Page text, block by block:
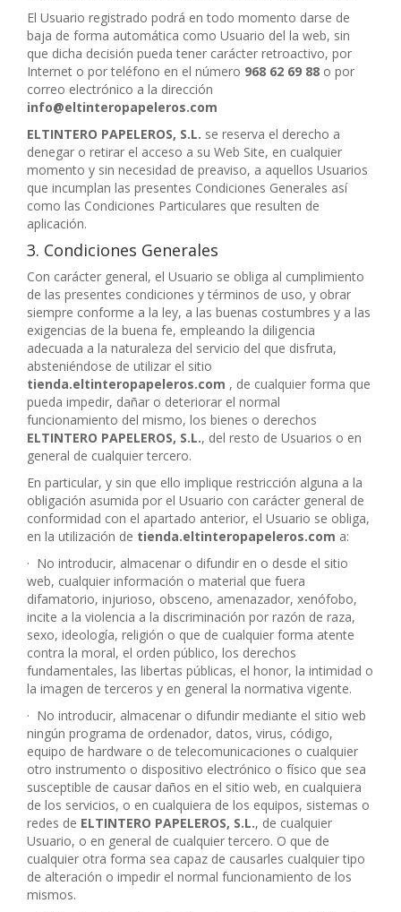
El Usuario registrado podrá en todo momento darse de
baja de forma automática como Usuario del la web, sin
que dicha decisión pueda tener carácter retroactivo, por
Internet o por teléfono en el número 968 62 69 88 o por
correo electrónico a la dirección
info@eltinteropapeleros.com
ELTINTERO PAPELEROS, S.L. se reserva el derecho a
denegar o retirar el acceso a su Web Site, en cualquier
momento y sin necesidad de preaviso, a aquellos Usuarios
que incumplan las presentes Condiciones Generales así
como las Condiciones Particulares que resulten de
aplicación.
3. Condiciones Generales
Con carácter general, el Usuario se obliga al cumplimiento
de las presentes condiciones y términos de uso, y obrar
siempre conforme a la ley, a las buenas costumbres y a las
exigencias de la buena fe, empleando la diligencia
adecuada a la naturaleza del servicio del que disfruta,
absteniéndose de utilizar el sitio
tienda.eltinteropapeleros.com , de cualquier forma que
pueda impedir, dañar o deteriorar el normal
funcionamiento del mismo, los bienes o derechos
ELTINTERO PAPELEROS, S.L., del resto de Usuarios o en
general de cualquier tercero.
En particular, y sin que ello implique restricción alguna a la
obligación asumida por el Usuario con carácter general de
conformidad con el apartado anterior, el Usuario se obliga,
en la utilización de tienda.eltinteropapeleros.com a:
· No introducir, almacenar o difundir en o desde el sitio
web, cualquier información o material que fuera
difamatorio, injurioso, obsceno, amenazador, xenófobo,
incite a la violencia a la discriminación por razón de raza,
sexo, ideología, religión o que de cualquier forma atente
contra la moral, el orden público, los derechos
fundamentales, las libertas públicas, el honor, la intimidad o
la imagen de terceros y en general la normativa vigente.
· No introducir, almacenar o difundir mediante el sitio web
ningún programa de ordenador, datos, virus, código,
equipo de hardware o de telecomunicaciones o cualquier
otro instrumento o dispositivo electrónico o físico que sea
susceptible de causar daños en el sitio web, en cualquiera
de los servicios, o en cualquiera de los equipos, sistemas o
redes de ELTINTERO PAPELEROS, S.L., de cualquier
Usuario, o en general de cualquier tercero. O que de
cualquier otra forma sea capaz de causarles cualquier tipo
de alteración o impedir el normal funcionamiento de los
mismos.